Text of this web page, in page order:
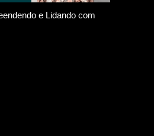
e Lidando com